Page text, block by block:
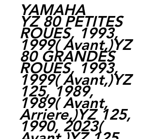
YAMAHA
YZ 80 PETITES
ROUES, 1993,
1999( Avant,)YZ
80 GRANDES
ROUES, 1993,
1999( Avant,)YZ
125, 1989,
1989( Avant,
Arriere,)YZ 125,
1990, 2023(